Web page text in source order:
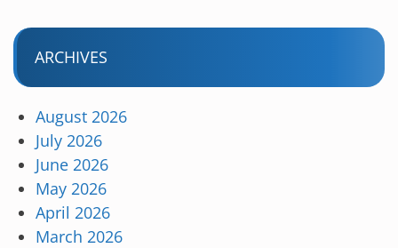
ARCHIVES
August 2026
July 2026
June 2026
May 2026
April 2026
March 2026